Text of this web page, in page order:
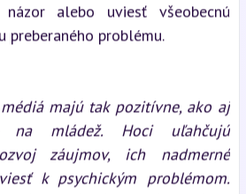
alebo uviesť všeobecnú
preberaného problému.
médiá majú tak pozitívne, ako aj
na mládež. Hoci uľahčujú
záujmov, ich nadmerné
k psychickým problémom.